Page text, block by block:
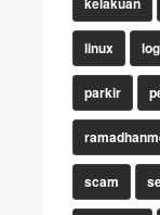
linux
parkir
scam